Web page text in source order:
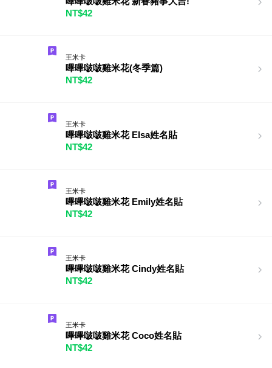
NT$42
王米卡
嗶嗶啵啵雞米花(冬季篇)
NT$42
王米卡
嗶嗶啵啵雞米花 Elsa姓名貼
NT$42
王米卡
嗶嗶啵啵雞米花 Emily姓名貼
NT$42
王米卡
嗶嗶啵啵雞米花 Cindy姓名貼
NT$42
王米卡
嗶嗶啵啵雞米花 Coco姓名貼
NT$42